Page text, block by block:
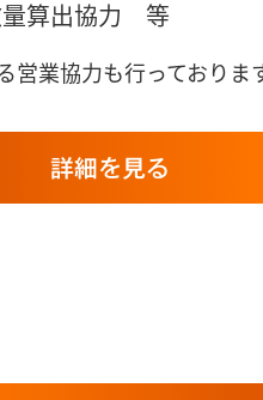
量算出協力 等
営業協力も行っておりま
詳細を見る